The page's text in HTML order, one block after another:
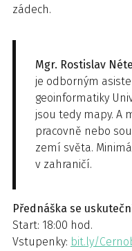
zádech.
Mgr. Rostislav
je odborným
geoinformatiky
jsou tedy mapy. A
pracovně nebo
zemí světa.
v zahraničí.
Přednáška se
Start: 18:00 hod.
Vstupenky: bit.ly/